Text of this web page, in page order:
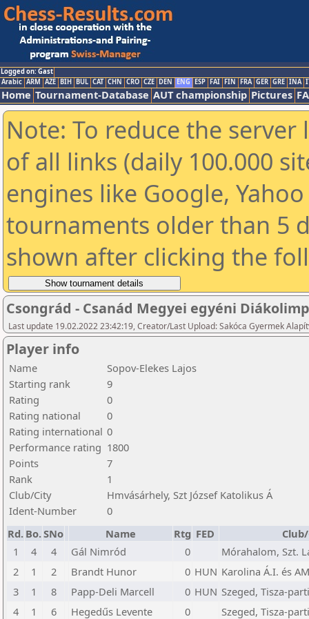
Logged on: Gast
Arabic ARM AZE BIH BUL CAT CHN CRO CZE DEN ENG ESP FAI FIN FRA GER GRE INA
Home Tournament-Database AUT championship Pictures
Note: To reduce the
of all links (daily 100.000
engines like Google,
tournaments older than 5
shown after clicking the
Csongrád - Csanád Megyei egyéni
Last update 19.02.2022 23:42:19, Creator/Last Upload: Sakóca Gyermek
Player info
Name
Sopov-Elekes Lajos
Starting rank
9
Rating
0
Rating national
0
Rating international 0
Performance rating 1800
Points
7
Rank
1
Club/City
Hmvásárhely, Szt József Katolikus Á
Ident-Number
0
Rd. Bo.SNo Name Rtg FED
1
4 4 Gál Nimród 0
Mórahalom, Szt.
2
1 2 Brandt Hunor 0 HUN Karolina Á.I. és
3
1 8 Papp-Deli Marcell 0 HUN Szeged, Tisza-
4
1 6 Hegedűs Levente 0
Szeged, Tisza-